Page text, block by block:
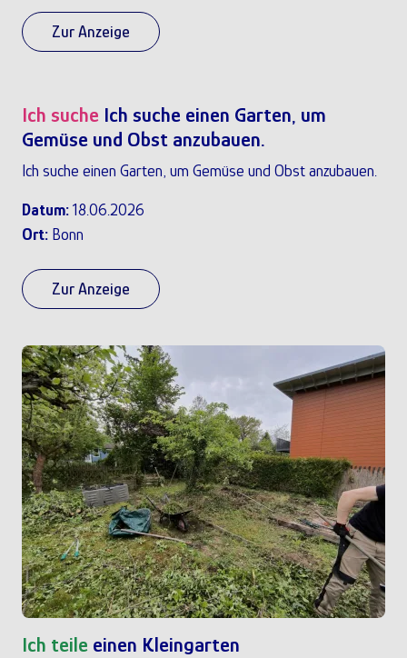
Zur Anzeige
Ich suche Ich suche einen Garten, um
Gemüse und Obst anzubauen.
Ich suche einen Garten, um Gemüse und Obst anzubauen.
Datum: 18.06.2026
Ort: Bonn
Zur Anzeige
Ich teile einen Kleingarten